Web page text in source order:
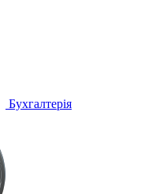
Бухгалтерія